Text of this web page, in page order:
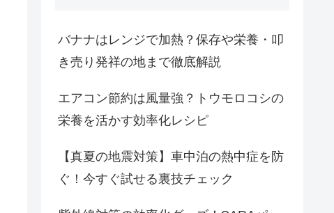
バナナはレンジで加熱？保存や栄養・叩
き売り発祥の地まで徹底解説
エアコン節約は風量強？トウモロコシの
栄養を活かす効率化レシピ
【真夏の地震対策】車中泊の熱中症を防
ぐ！今すぐ試せる裏技チェック